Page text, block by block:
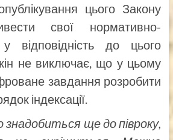
цього Закону
свої нормативно-
відповідність до цього
не виключає, що у цьому
завдання розробити
індексації.
знадобиться ще до півроку,